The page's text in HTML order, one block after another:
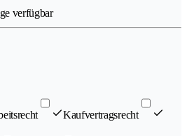
verfügbar
Kaufvertragsrecht